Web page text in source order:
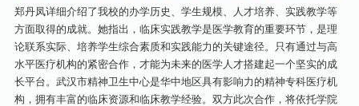
郑丹凤详细介绍了我校的办学历史、学生规模、人才培养、实践教学等
方面取得的成就。她指出，临床实践教学是医学教育的重要环节，是理
论联系实际、培养学生综合素质和实践能力的关键途径。只有通过与高
水平医疗机构的紧密合作，才能为未来的医学人才搭建起一个坚实的成
长平台。武汉市精神卫生中心是华中地区具有影响力的精神专科医疗机
构，拥有丰富的临床资源和临床教学经验。双方此次合作，将依托学院